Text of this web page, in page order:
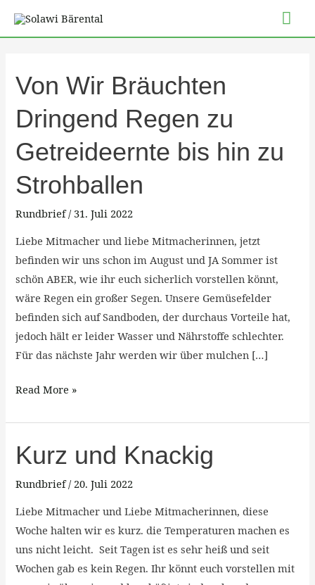
Inhalt
Von Wir Bräuchten
Dringend Regen zu
Getreideernte bis hin zu
Strohballen
Rundbrief/ 31. Juli 2022
Liebe Mitmacher und liebe Mitmacherinnen, jetzt
befinden wir uns schon im August und JA Sommer ist
schön ABER, wie ihr euch sicherlich vorstellen könnt,
wäre Regen ein großer Segen. Unsere Gemüsefelder
befinden sich auf Sandboden, der durchaus Vorteile hat,
jedoch hält er leider Wasser und Nährstoffe schlechter.
Für das nächste Jahr werden wir über mulchen […]
Von
Wir
Bräuchten
Regen
Getreideernte
bis
zu
Strohballen
Read More »
Kurz und Knackig
Rundbrief/20. Juli 2022
Liebe Mitmacher und Liebe Mitmacherinnen, diese
Woche halten wir es kurz. die Temperaturen machen es
uns nicht leicht. Seit Tagen ist es sehr heiß und seit
Wochen gab es kein Regen. Ihr könnt euch vorstellen mit
Kurz
und
Knackig